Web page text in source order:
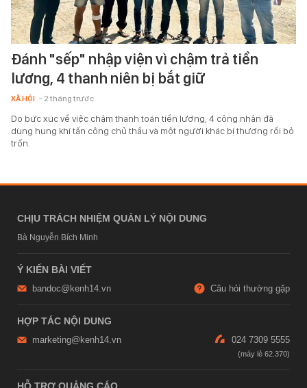
Đánh "sếp" nhập viện vì chậm trả tiền
lương, 4 thanh niên bị bắt giữ
XÃ HỘI - 2 tháng trước
Do bức xúc về việc chậm thanh toán tiền lương, 4 công nhân đã
dùng hung khí tấn công chủ thầu và một người khác bị thương rồi bỏ
trốn.
CHỊU TRÁCH NHIỆM QUẢN LÝ NỘI DUNG
Bà Nguyễn Bích Minh
Ý KIẾN BÀI VIẾT
bandoc@kenh14.vn Câu hỏi thường gặp
HỢP TÁC NỘI DUNG
marketing@kenh14.vn 024 7309 5555